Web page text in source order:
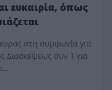
ευκαιρία, όπως
στη συμφωνία για
Διασκέψεως συν 1 για